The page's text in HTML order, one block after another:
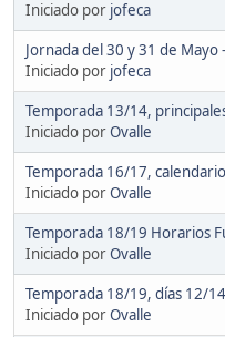
Iniciado por jofeca
Jornada del 30 y 31 de Mayo
Iniciado por jofeca
Temporada 13/14,
Iniciado porOvalle
Temporada 16/17,
Iniciado porOvalle
Temporada 18/19 Horarios
Iniciado porOvalle
Temporada 18/19, días 12/
Iniciado porOvalle